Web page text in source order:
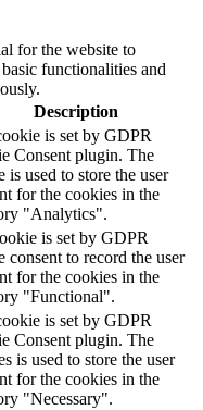
for the website to
functionalities and
Description
is set by GDPR
Consent plugin. The
is used to store the user
for the cookies in the
"Analytics".
is set by GDPR
consent to record the user
for the cookies in the
"Functional".
is set by GDPR
Consent plugin. The
is used to store the user
for the cookies in the
"Necessary".